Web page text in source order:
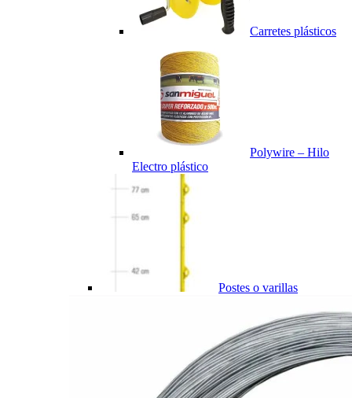
Carretes plásticos
Polywire – Hilo
Electro plástico
Postes o varillas